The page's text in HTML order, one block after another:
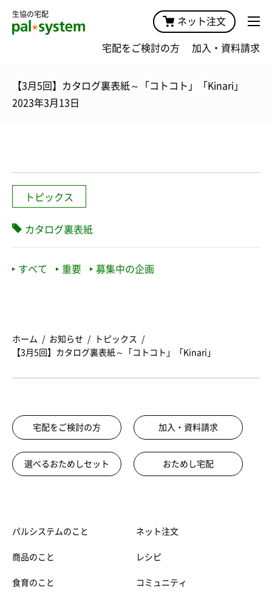
生協の宅配
ネット注文
宅配をご検討の方 加入・資料請求
【3月5回】カタログ裏表紙～「コトコト」「Kinari」
2023年3月13日
トピックス
カタログ裏表紙
すべて 重要 募集中の企画
ホーム お知らせ
トピックス
【3月5回】カタログ裏表紙～「コトコト」「Kinari」
宅配をご検討の方 加入・資料請求
選べるおためしセット おためし宅配
パルシステムのこと
商品のこと
食育のこと
ネット注文
レシピ
コミュニティ